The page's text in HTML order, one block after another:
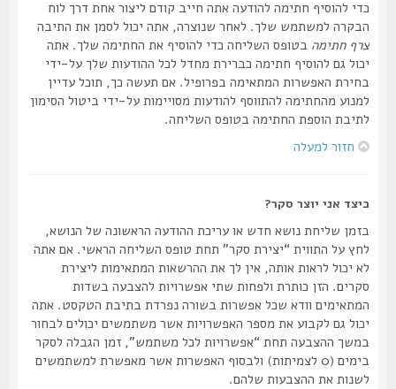
כדי להוסיף חתימה להודעה אתה חייב קודם ליצור אחת דרך לוח
הבקרה למשתמש שלך. לאחר שנוצרה, אתה יכול לסמן את התיבה
צרף חתימהבטופס השליחה כדי להוסיף את החתימה שלך. אתה
יכול גם להוסיף חתימה כברירת מחדל לכל ההודעות שלך על-ידי
בחירת האפשרות המתאימה בפרופיל. אם תעשה כך, תוכל עדיין
למנוע מהחתימה להתווסף להודעות מסויימות על-ידי ביטול הסימון
לתיבת הוספת החתימה בטופס השליחה.
חזור למעלה
כיצד אני יוצר סקר?
בזמן שליחת נושא חדש או עריכת ההודעה הראשונה של הנושא,
לחץ על התווית “יצירת סקר” תחת טופס השליחה הראשי. אם אתה
לא יכול לראות אותה, אין לך את ההרשאות המתאימות ליצירת
סקרים. הזן כותרת ולפחות שתי אפשרויות להצבעה בשדות
המתאימים וודא שכל אפשרות בשורה נפרדת בתיבת הטקסט. אתה
יכול גם לקבוע את מספר האפשרויות אשר משתמשים יכולים לבחור
במשך ההצבעה תחת “אפשרויות לכל משתמש”, זמן הגבלה לסקר
בימים (0 לצמיתות) ולבסוף האפשרות אשר מאפשרת למשתמשים
לשנות את ההצבעות שלהם.